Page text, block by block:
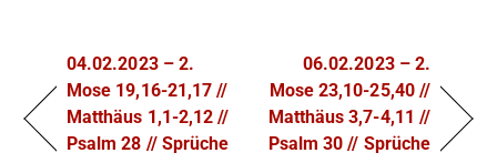
04.02.2023 – 2.
Mose 19,16-21,17 //
Matthäus 1,1-2,12 //
Psalm 28 // Sprüche
06.02.2023 – 2.
Mose 23,10-25,40 //
Matthäus 3,7-4,11 //
Psalm 30 // Sprüche